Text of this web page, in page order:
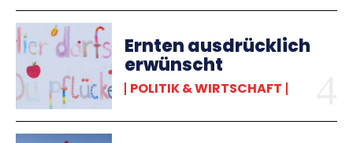
Ernten ausdrücklich
erwünscht
POLITIK & WIRTSCHAFT